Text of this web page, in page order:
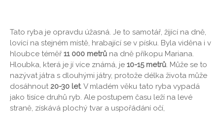
Tato ryba je opravdu úžasná. Je to samotář, žijící na dně,
lovící na stejném místě, hrabající se v písku. Byla viděna i v
hloubce téměř 11 000 metrů na dně příkopu Mariana.
Hloubka, která je jí více známá, je 10-15 metrů. Může se to
nazývat játra s dlouhými játry, protože délka života může
dosáhnout 20-30 let. V mladém věku tato ryba vypadá
jako tisíce druhů ryb. Ale postupem času leží na levé
straně, získává plochý tvar a uspořádání očí,